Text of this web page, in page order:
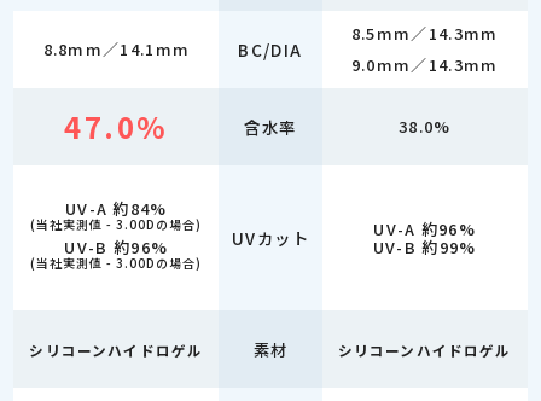
8.8mm／14.1mm
47.0%
UV-A 約84%
(当社実測値 - 3.00Dの場合)
UV-B 約96%
(当社実測値 - 3.00Dの場合)
シリコーンハイドロゲル
BC/DIA
含水率
UVカット
素材
8.5mm／14.3mm
9.0mm／14.3mm
38.0%
UV-A 約96%
UV-B 約99%
シリコーンハイドロゲル